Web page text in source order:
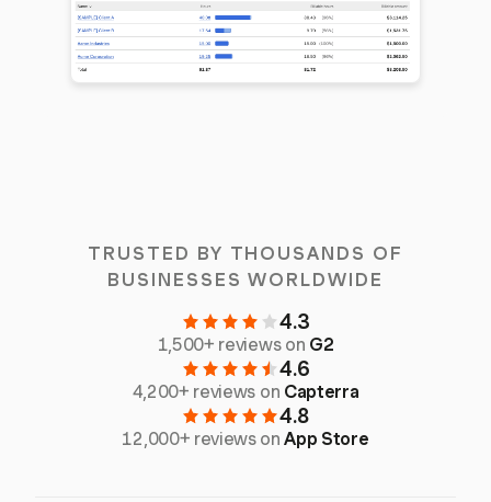
TRUSTED BY THOUSANDS OF
BUSINESSES WORLDWIDE
4.3
1,500+ reviews on G2
4.6
4,200+ reviews on Capterra
4.8
12,000+ reviews onApp Store